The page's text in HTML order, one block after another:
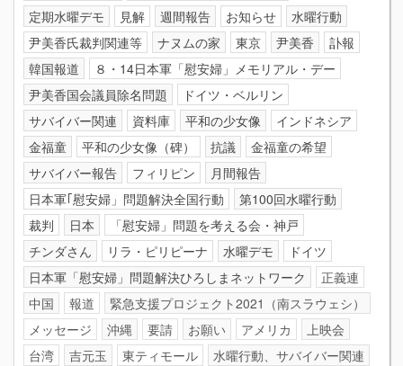
定期水曜デモ
見解 週間報告 お知らせ
水曜行動
尹美香氏裁判関連等
ナヌムの家 東京 尹美香
訃報
韓国報道
８・14日本軍「慰安婦」メモリアル・デー
尹美香国会議員除名問題
ドイツ・ベルリン
サバイバー関連
資料庫 平和の少女像
インドネシア
金福童
平和の少女像（碑） 抗議
金福童の希望
サバイバー報告
フィリピン
月間報告
日本軍｢慰安婦」問題解決全国行動
第100回水曜行動
裁判
日本
「慰安婦」問題を考える会・神戸
チンダさん
リラ・ピリピーナ 水曜デモ
ドイツ
日本軍「慰安婦」問題解決ひろしまネットワーク
正義連
中国
報道
緊急支援プロジェクト2021（南スラウェシ）
メッセージ
沖縄 要請 お願い アメリカ
上映会
台湾
吉元玉 東ティモール
水曜行動、サバイバー関連